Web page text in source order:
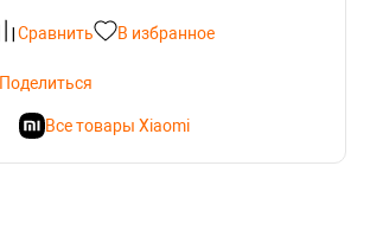
Сравнить В избранное
Поделиться
Все товары Xiaomi